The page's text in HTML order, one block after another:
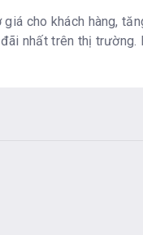
cho khách hàng,
nhất trên thị trường.